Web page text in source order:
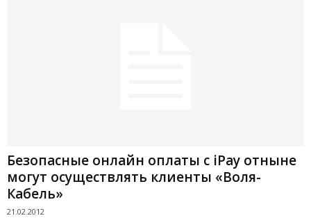
Безопасные онлайн оплаты с iPay отныне
могут осуществлять клиенты «Воля-
Кабель»
21.02.2012